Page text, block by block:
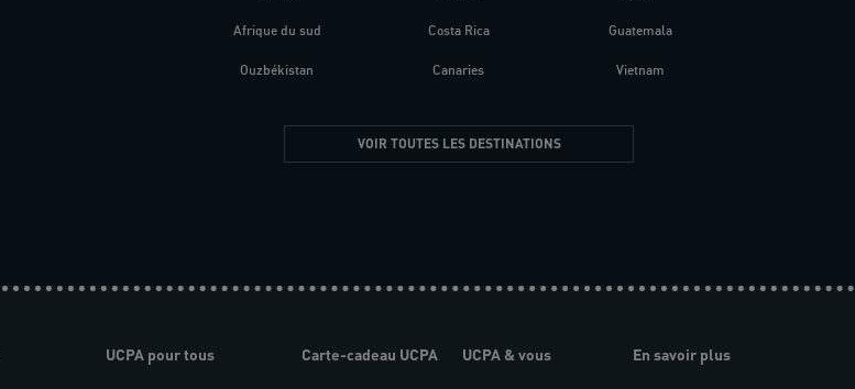
Afrique du sud
Ouzbékistan
Costa Rica
Canaries
Guatemala
Vietnam
VOIR TOUTES LES DESTINATIONS
UCPA pour tous Carte-cadeau UCPA UCPA & vous En savoir plus